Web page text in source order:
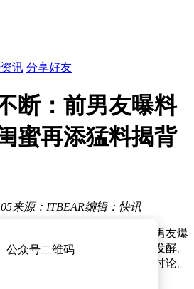
讯 分享好友
断：前男友曝料
蜜再添猛料揭背
来源：ITBEAR编辑：快讯
论焦点，继被限制高消费、前男友爆
更多内幕，让这场风波持续发酵。
和争议行为，引发网友广泛讨论。